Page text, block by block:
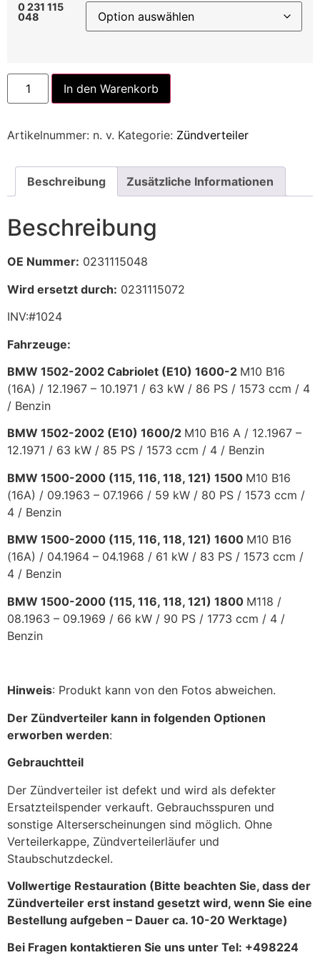
0 231 115
048
In den Warenkorb
Artikelnummer: n. v. Kategorie: Zündverteiler
Beschreibung Zusätzliche Informationen
Beschreibung
OE Nummer: 0231115048
Wird ersetzt durch: 0231115072
INV:#1024
Fahrzeuge:
BMW 1502-2002 Cabriolet (E10) 1600-2 M10 B16
(16A) / 12.1967 – 10.1971 / 63 kW / 86 PS / 1573 ccm / 4
/ Benzin
BMW 1502-2002 (E10) 1600/2 M10 B16 A / 12.1967 –
12.1971 / 63 kW / 85 PS / 1573 ccm / 4 / Benzin
BMW 1500-2000 (115, 116, 118, 121) 1500 M10 B16
(16A) / 09.1963 – 07.1966 / 59 kW / 80 PS / 1573 ccm /
4 / Benzin
BMW 1500-2000 (115, 116, 118, 121) 1600 M10 B16
(16A) / 04.1964 – 04.1968 / 61 kW / 83 PS / 1573 ccm /
4 / Benzin
BMW 1500-2000 (115, 116, 118, 121) 1800 M118 /
08.1963 – 09.1969 / 66 kW / 90 PS / 1773 ccm / 4 /
Benzin
Hinweis: Produkt kann von den Fotos abweichen.
Der Zündverteiler kann in folgenden Optionen
erworben werden:
Gebrauchtteil
Der Zündverteiler ist defekt und wird als defekter
Ersatzteilspender verkauft. Gebrauchsspuren und
sonstige Alterserscheinungen sind möglich. Ohne
Verteilerkappe, Zündverteilerläufer und
Staubschutzdeckel.
Vollwertige Restauration (Bitte beachten Sie, dass der
Zündverteiler erst instand gesetzt wird, wenn Sie eine
Bestellung aufgeben – Dauer ca. 10-20 Werktage)
Bei Fragen kontaktieren Sie uns unter Tel: +498224